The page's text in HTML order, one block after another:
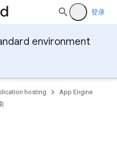
登录
environment
hosting
App Engine